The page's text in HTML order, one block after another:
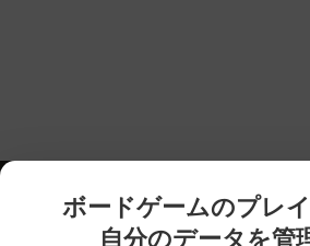
ボードゲームのプレ
自分のデータを管